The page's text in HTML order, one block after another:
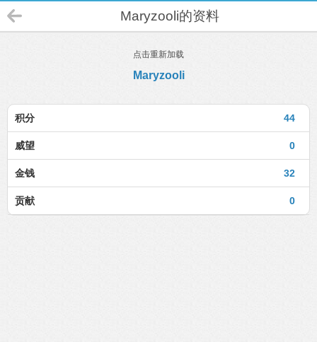
Maryzooli的资料
点击重新加载
Maryzooli
44
积分
0
威望
32
金钱
0
贡献